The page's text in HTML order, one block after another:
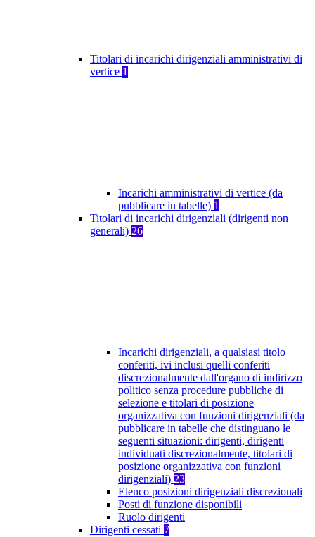
Titolari di incarichi dirigenziali amministrativi di
vertice 1
Incarichi amministrativi di vertice (da
pubblicare in tabelle) 1
Titolari di incarichi dirigenziali (dirigenti non
generali) 26
Incarichi dirigenziali, a qualsiasi titolo
conferiti, ivi inclusi quelli conferiti
discrezionalmente dall'organo di indirizzo
politico senza procedure pubbliche di
selezione e titolari di posizione
organizzativa con funzioni dirigenziali (da
pubblicare in tabelle che distinguano le
seguenti situazioni: dirigenti, dirigenti
individuati discrezionalmente, titolari di
posizione organizzativa con funzioni
dirigenziali) 23
Elenco posizioni dirigenziali discrezionali
Posti di funzione disponibili
Ruolo dirigenti
Dirigenti cessati 7